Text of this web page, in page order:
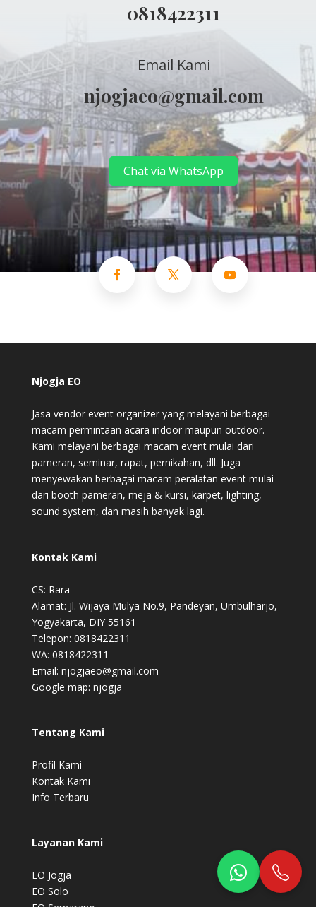
0818422311
Email Kami
njogjaeo@gmail.com
Chat via WhatsApp
Njogja EO
Jasa vendor event organizer yang melayani berbagai
macam permintaan acara indoor maupun outdoor.
Kami melayani berbagai macam event mulai dari
pameran, seminar, rapat, pernikahan, dll. Juga
menyewakan berbagai macam peralatan event mulai
dari booth pameran, meja & kursi, karpet, lighting,
sound system, dan masih banyak lagi.
Kontak Kami
CS: Rara
Alamat: Jl. Wijaya Mulya No.9, Pandeyan, Umbulharjo,
Yogyakarta, DIY 55161
Telepon: 0818422311
WA: 0818422311
Email: njogjaeo@gmail.com
Google map: njogja
Tentang Kami
Profil Kami
Kontak Kami
Info Terbaru
Layanan Kami
EO Jogja
EO Solo